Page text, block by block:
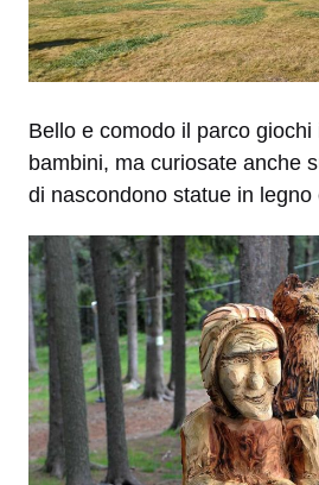
Bello e comodo il parco giochi
bambini, ma curiosate anche
di nascondono statue in legno